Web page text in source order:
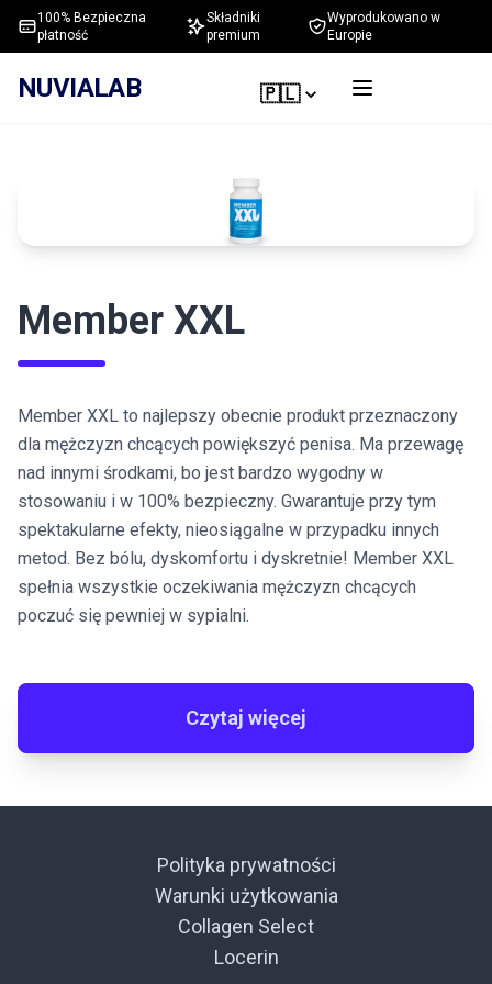
100% Bezpieczna
płatność
Składniki
premium
Wyprodukowano w
Europie
NUVIALAB 🇵🇱
Member XXL
Member XXL to najlepszy obecnie produkt przeznaczony
dla mężczyzn chcących powiększyć penisa. Ma przewagę
nad innymi środkami, bo jest bardzo wygodny w
stosowaniu i w 100% bezpieczny. Gwarantuje przy tym
spektakularne efekty, nieosiągalne w przypadku innych
metod. Bez bólu, dyskomfortu i dyskretnie! Member XXL
spełnia wszystkie oczekiwania mężczyzn chcących
poczuć się pewniej w sypialni.
Czytaj więcej
Polityka prywatności
Warunki użytkowania
Collagen Select
Locerin